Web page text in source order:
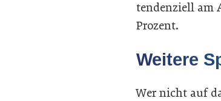
tendenziell am
Prozent.
Weitere
Wer nicht auf